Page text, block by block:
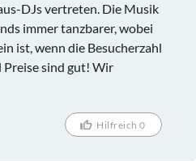
DJs vertreten. Die Musik
immer tanzbarer, wobei
ist, wenn die Besucherzahl
sind gut! Wir
Hilfreich 0